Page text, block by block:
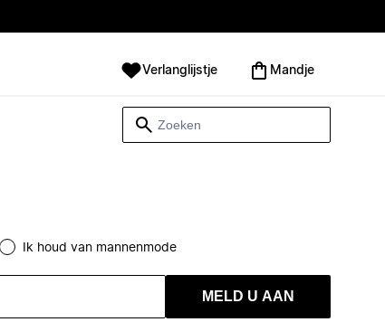
Verlanglijstje Mandje
Ik houd van mannenmode
MELD U AAN